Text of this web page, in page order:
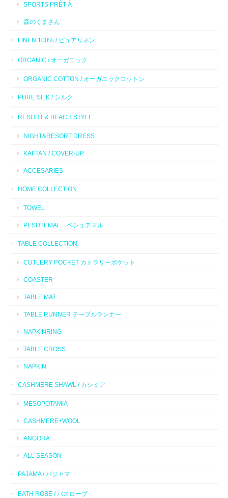
SPORTS PRÊT À
森のくまさん
LINEN 100% / ピュアリネン
ORGANIC / オーガニック
ORGANIC COTTON / オーガニックコットン
PURE SILK / シルク
RESORT & BEACH STYLE
NIGHT&RESORT DRESS
KAFTAN / COVER-UP
ACCESARIES
HOME COLLECTION
TOWEL
PESHTEMAL ペシュテマル
TABLE COLLECTION
CUTLERY POCKET カトラリーポケット
COASTER
TABLE MAT
TABLE RUNNER テーブルランナー
NAPKINRING
TABLE CROSS
NAPKIN
CASHMERE SHAWL / カシミア
MESOPOTAMIA
CASHMERE+WOOL
ANGORA
ALL SEASON
PAJAMA / パジャマ
BATH ROBE / バスローブ